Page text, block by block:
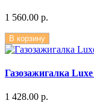
1 560.00 р.
В корзину
Газозажигалка
1 428.00 р.